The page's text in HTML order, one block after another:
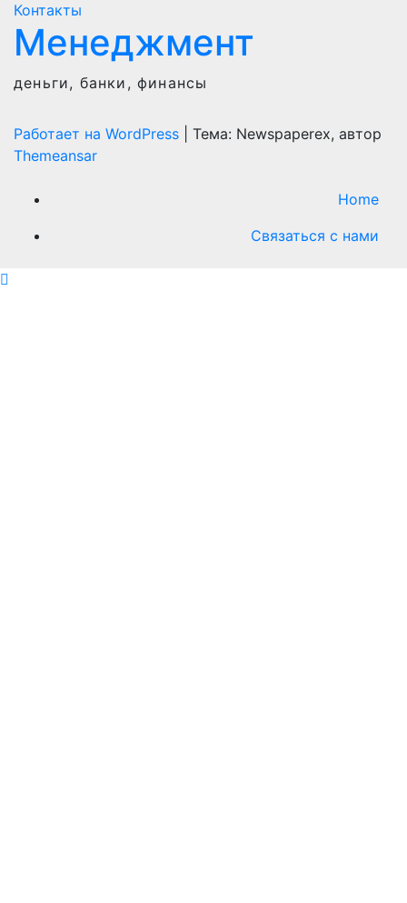
Контакты
Менеджмент
деньги, банки, финансы
Работает на WordPress
Тема: Newspaperex, автор
Themeansar
Home
Связаться с нами